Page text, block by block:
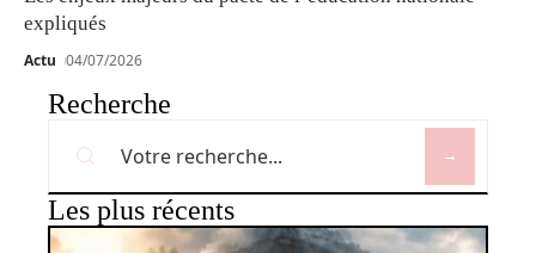
expliqués
Actu 04/07/2026
Recherche
Les plus récents